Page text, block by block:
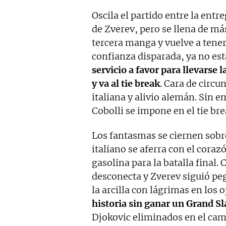
Oscila el partido entre la
de Zverev, pero se llena de
tercera manga y vuelve a
confianza disparada, ya no
servicio a favor para llevarse
y va al tie break. Cara de
italiana y alivio alemán. Sin
Cobolli se impone en el tie
Los fantasmas se ciernen
italiano se aferra con el
gasolina para la batalla final.
desconecta y Zverev siguió
la arcilla con lágrimas en los
historia sin ganar un Grand
Djokovic eliminados en el